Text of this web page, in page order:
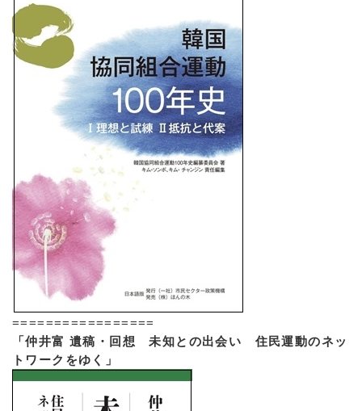
=================
「仲井富 遺稿・回想 未知との出会い 住民運動のネッ
トワークをゆく」